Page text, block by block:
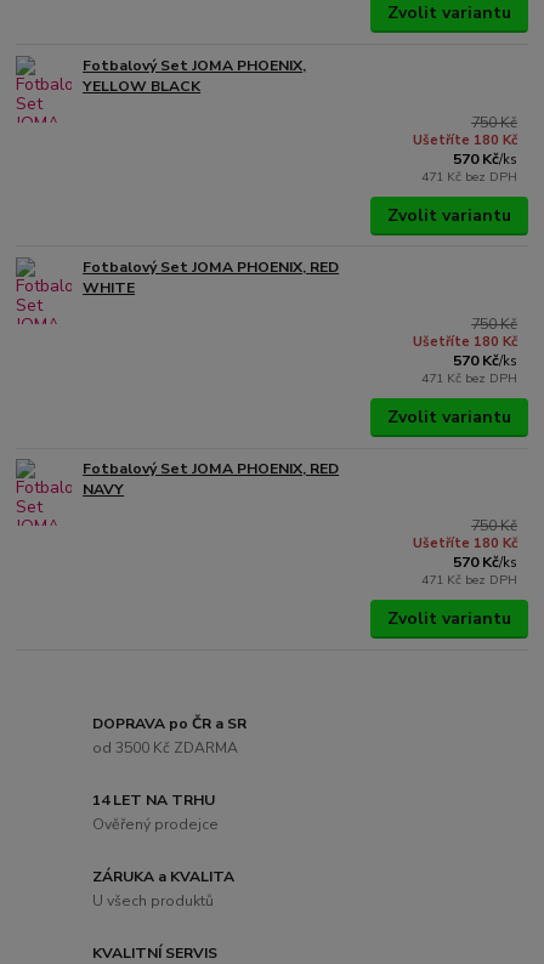
Zvolit variantu
Fotbalový Set JOMA PHOENIX,
YELLOW BLACK
750 Kč
Ušetříte 180 Kč
570 Kč/ks
471 Kč bez DPH
Zvolit variantu
Fotbalový Set JOMA PHOENIX, RED
WHITE
750 Kč
Ušetříte 180 Kč
570 Kč/ks
471 Kč bez DPH
Zvolit variantu
Fotbalový Set JOMA PHOENIX, RED
NAVY
750 Kč
Ušetříte 180 Kč
570 Kč/ks
471 Kč bez DPH
Zvolit variantu
DOPRAVA po ČR a SR
od 3500 Kč ZDARMA
14 LET NA TRHU
Ověřený prodejce
ZÁRUKA a KVALITA
U všech produktů
KVALITNÍ SERVIS